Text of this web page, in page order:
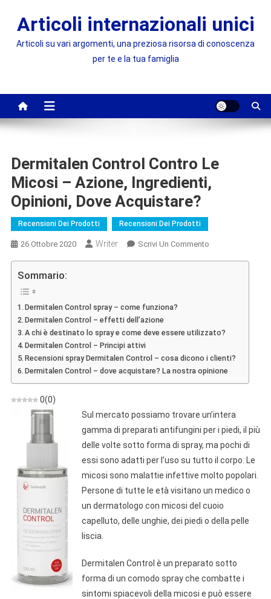
Articoli internazionali unici
Articoli su vari argomenti, una preziosa risorsa di conoscenza
per te e la tua famiglia
Dermitalen Control Contro Le
Micosi – Azione, Ingredienti,
Opinioni, Dove Acquistare?
Recensioni Dei Prodotti Recensioni Dei Prodotti
26 Ottobre 2020 Writer Scrivi Un CommentoOn
Ingredienti,
Opinioni,
Dove
Sommario:
Dermitalen Control spray – come funziona?
Dermitalen Control – effetti dell’azione
A chi è destinato lo spray e come deve essere utilizzato?
Dermitalen Control – Principi attivi
Recensioni spray Dermitalen Control – cosa dicono i clienti?
Dermitalen Control – dove acquistare? La nostra opinione
0(0)
Sul mercato possiamo trovare un’intera
gamma di preparati antifungini per i piedi, il più
delle volte sotto forma di spray, ma pochi di
essi sono adatti per l’uso su tutto il corpo. Le
micosi sono malattie infettive molto popolari.
Persone di tutte le età visitano un medico o
un dermatologo con micosi del cuoio
capelluto, delle unghie, dei piedi o della pelle
liscia.
Dermitalen Control è un preparato sotto
forma di un comodo spray che combatte i
sintomi spiacevoli della micosi e può essere